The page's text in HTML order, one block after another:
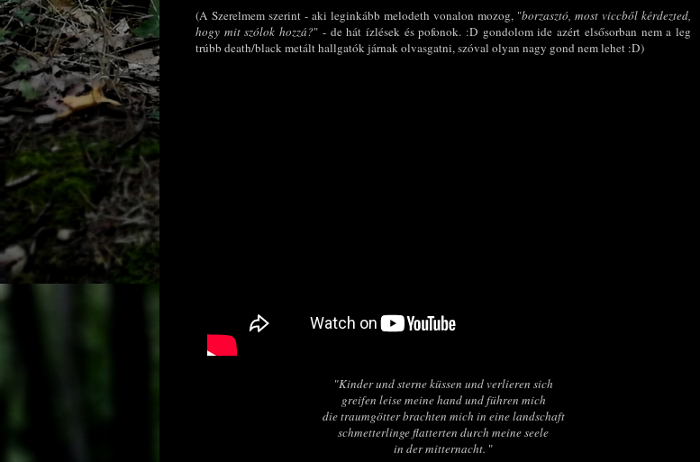
(A Szerelmem szerint - aki leginkább melodeth vonalon mozog, "borzasztó, most viccből kérdezted,
hogy mit szólok hozzá?" - de hát ízlések és pofonok. :D gondolom ide azért elsősorban nem a leg
trúbb death/black metált hallgatók járnak olvasgatni, szóval olyan nagy gond nem lehet :D)
"Kinder und sterne küssen und verlieren sich
greifen leise meine hand und führen mich
die traumgötter brachten mich in eine landschaft
schmetterlinge flatterten durch meine seele
in der mitternacht. "